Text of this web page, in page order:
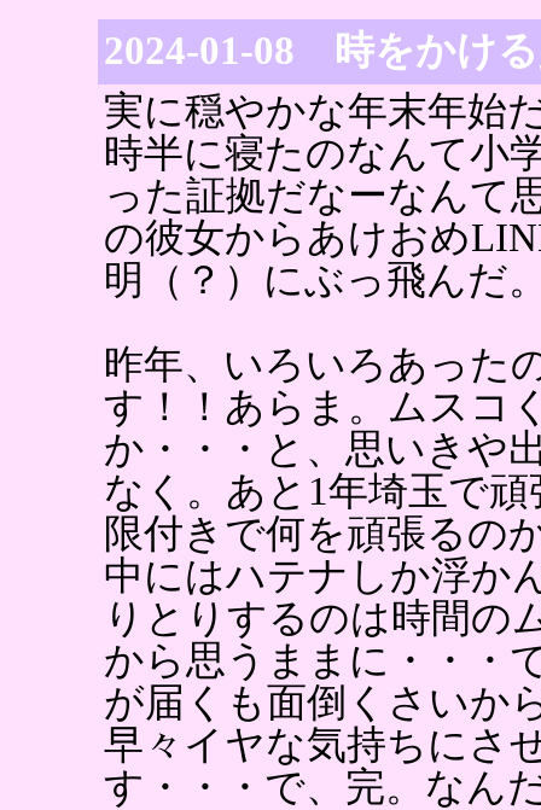
2024-01-08 時をかけ
実に穏やかな年末年始
時半に寝たのなんて小
った証拠だなーなんて
の彼女からあけおめ
明（？）にぶっ飛んだ
昨年、いろいろあった
す！！あらま。ムスコ
か・・・と、思いきや
なく。あと1年埼玉で
限付きで何を頑張るの
中にはハテナしか浮か
りとりするのは時間の
から思うままに・・・
が届くも面倒くさいか
早々イヤな気持ちにさ
す・・・で、完。なん